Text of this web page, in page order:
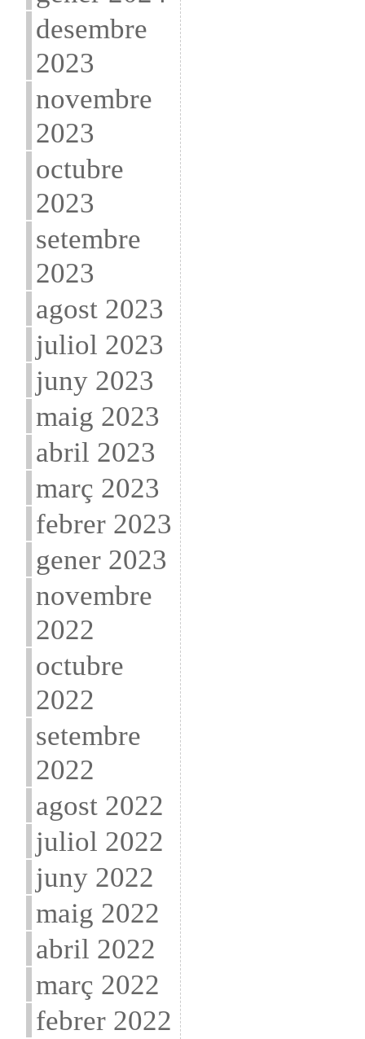
desembre
2023
novembre
2023
octubre
2023
setembre
2023
agost 2023
juliol 2023
juny 2023
maig 2023
abril 2023
març 2023
febrer 2023
gener 2023
novembre
2022
octubre
2022
setembre
2022
agost 2022
juliol 2022
juny 2022
maig 2022
abril 2022
març 2022
febrer 2022